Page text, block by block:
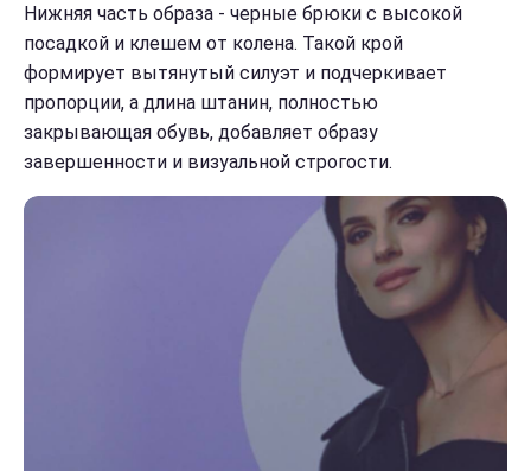
Нижняя часть образа - черные брюки с высокой
посадкой и клешем от колена. Такой крой
формирует вытянутый силуэт и подчеркивает
пропорции, а длина штанин, полностью
закрывающая обувь, добавляет образу
завершенности и визуальной строгости.